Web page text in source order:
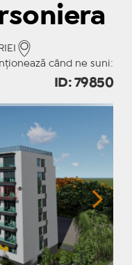
când ne suni:
ID: 79850